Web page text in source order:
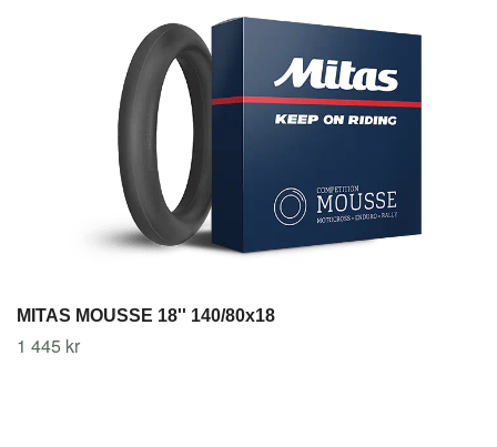
MITAS MOUSSE 18'' 140/80x18
1 445 kr